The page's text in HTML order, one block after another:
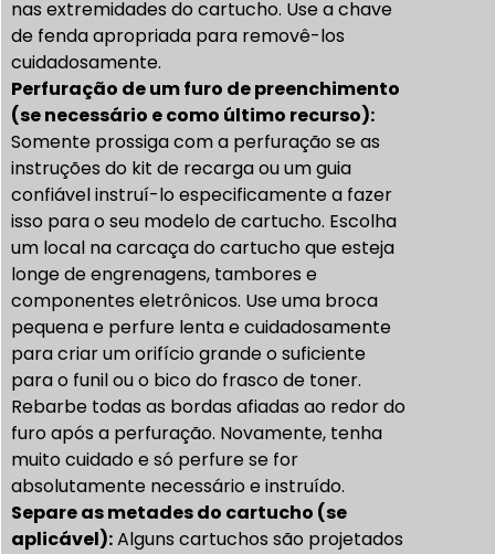
nas extremidades do cartucho. Use a chave
de fenda apropriada para removê-los
cuidadosamente.
Perfuração de um furo de preenchimento
(se necessário e como último recurso):
Somente prossiga com a perfuração se as
instruções do kit de recarga ou um guia
confiável instruí-lo especificamente a fazer
isso para o seu modelo de cartucho. Escolha
um local na carcaça do cartucho que esteja
longe de engrenagens, tambores e
componentes eletrônicos. Use uma broca
pequena e perfure lenta e cuidadosamente
para criar um orifício grande o suficiente
para o funil ou o bico do frasco de toner.
Rebarbe todas as bordas afiadas ao redor do
furo após a perfuração. Novamente, tenha
muito cuidado e só perfure se for
absolutamente necessário e instruído.
Separe as metades do cartucho (se
aplicável):Alguns cartuchos são projetados